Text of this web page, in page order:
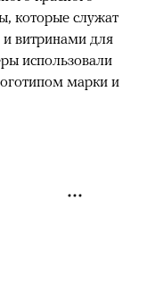
которые служат
витринами для
использовали
марки и